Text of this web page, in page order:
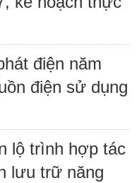
điện năm
điện sử dụng
lộ trình hợp tác
lưu trữ năng